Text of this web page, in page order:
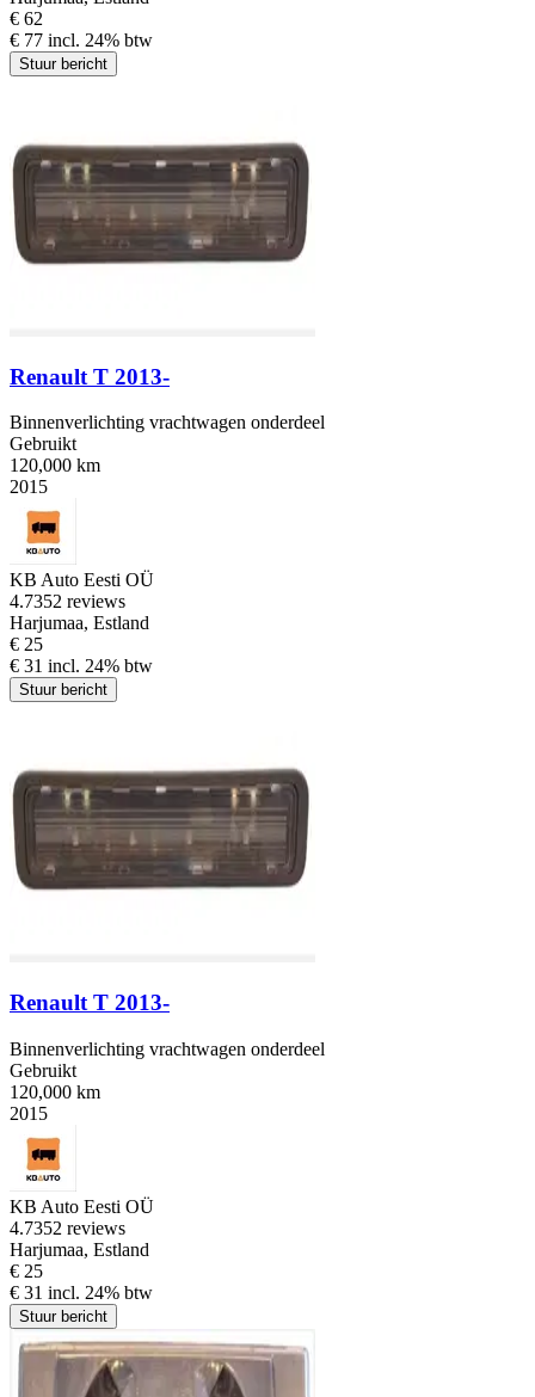
€ 62
€ 77 incl. 24% btw
Stuur bericht
Renault T 2013-
Binnenverlichting vrachtwagen onderdeel
Gebruikt
120,000 km
2015
KB Auto Eesti OÜ
4.7352 reviews
Harjumaa, Estland
€ 25
€ 31 incl. 24% btw
Stuur bericht
Renault T 2013-
Binnenverlichting vrachtwagen onderdeel
Gebruikt
120,000 km
2015
KB Auto Eesti OÜ
4.7352 reviews
Harjumaa, Estland
€ 25
€ 31 incl. 24% btw
Stuur bericht